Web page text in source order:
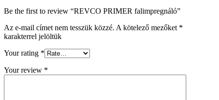
Be the first to review “REVCO PRIMER falimpregnáló”
Az e-mail címet nem tesszük közzé. A kötelező mezőket *
karakterrel jelöltük
Your rating *
Your review *